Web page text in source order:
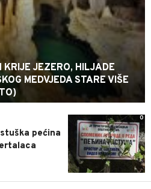
KRIJE JEZERO, HILJADE
MEDVJEDA STARE VIŠE
0
pećina